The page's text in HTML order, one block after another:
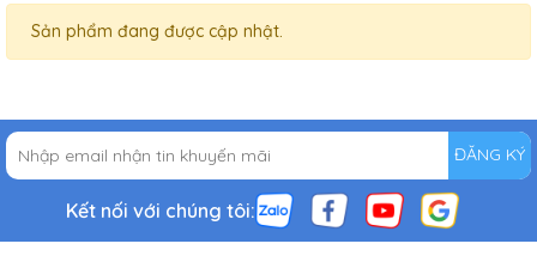
Sản phẩm đang được cập nhật.
ĐĂNG KÝ
Kết nối với chúng tôi: